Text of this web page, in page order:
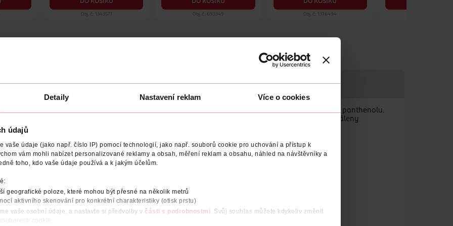
Detaily Nastavení reklam Více o cookies
údajů
vaše údaje (jako např. číslo IP) pomocí technologií, jako např. souborů cookie pro uchování a přístup k
vám mohli nabízet personalizované reklamy a obsah, měření reklam a obsahu, náhled na návštěvníky a
toho, kdo vaše údaje používá a k jakým účelům.
geografické poloze, které mohou být přesné na několik metrů
aktivního skenování pro konkrétní charakteristiky (otisk prstu)
vaše osobní údaje, a nastavte si předvolby v části s podrobnostmi . Svůj souhlas můžete kdykoliv změnit
cookie.
DO KOŠÍKU
Obj. č.: 1343571
DO KOŠÍKU
Obj. č.: 693349
DO KOŠÍKU
Obj. č.: 1376494
UPOZORNĚNÍ OBJEM VYROBENO V VÝROBCE/DODAVATEL
strukturu vosku a drží jako gel, přičemž je šetrný k vlasům a pokožce hlavy díky hydratačnímu panthenolu.
chránit účes před vlhkostí. Stylingové výrobky Taft používají veganské složky* a jsou schváleny